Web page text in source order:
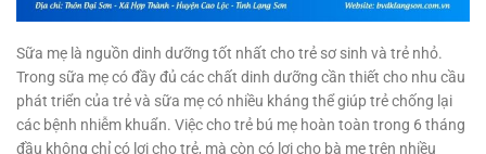
Sữa mẹ là nguồn dinh dưỡng tốt nhất cho trẻ sơ sinh và trẻ nhỏ.
Trong sữa mẹ có đầy đủ các chất dinh dưỡng cần thiết cho nhu cầu
phát triển của trẻ và sữa mẹ có nhiều kháng thể giúp trẻ chống lại
các bệnh nhiễm khuẩn. Việc cho trẻ bú mẹ hoàn toàn trong 6 tháng
đầu không chỉ có lợi cho trẻ, mà còn có lợi cho bà mẹ trên nhiều